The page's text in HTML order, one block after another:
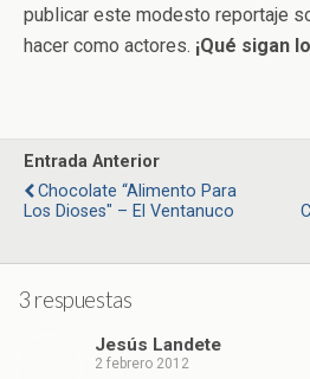
publicar este modesto reportaje
hacer como actores. ¡Qué sigan
Entrada Anterior
Chocolate “Alimento Para
Los Dioses" – El Ventanuco
3 respuestas
Jesús Landete
2 febrero 2012